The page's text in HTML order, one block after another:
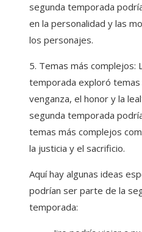
segunda temporada
en la personalidad y las
los personajes.
5. Temas más complejos:
temporada exploró temas
venganza, el honor y la
segunda temporada
temas más complejos
la justicia y el sacrificio.
Aquí hay algunas ideas
podrían ser parte de la
temporada: